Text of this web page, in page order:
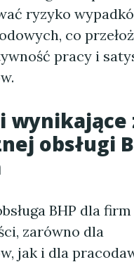
ryzyko
co
pracy i
wynikające
obsługi
BHP dla
zarówno dla
jak i dla